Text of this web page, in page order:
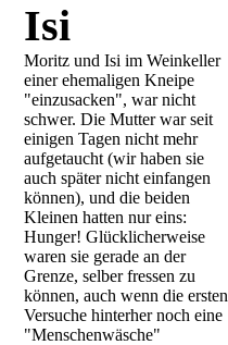
Isi
Moritz und Isi im Weinkeller
einer ehemaligen Kneipe
"einzusacken", war nicht
schwer. Die Mutter war seit
einigen Tagen nicht mehr
aufgetaucht (wir haben sie
auch später nicht einfangen
können), und die beiden
Kleinen hatten nur eins:
Hunger! Glücklicherweise
waren sie gerade an der
Grenze, selber fressen zu
können, auch wenn die ersten
Versuche hinterher noch eine
"Menschenwäsche"